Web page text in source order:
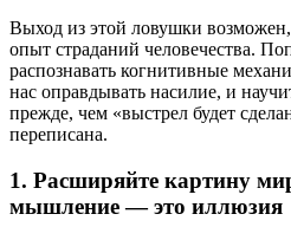
Выход из этой ловушки
опыт страданий человечества.
распознавать когнитивные
нас оправдывать насилие, и
прежде, чем «выстрел будет
переписана.
1. Расширяйте картину
мышление — это иллюзия